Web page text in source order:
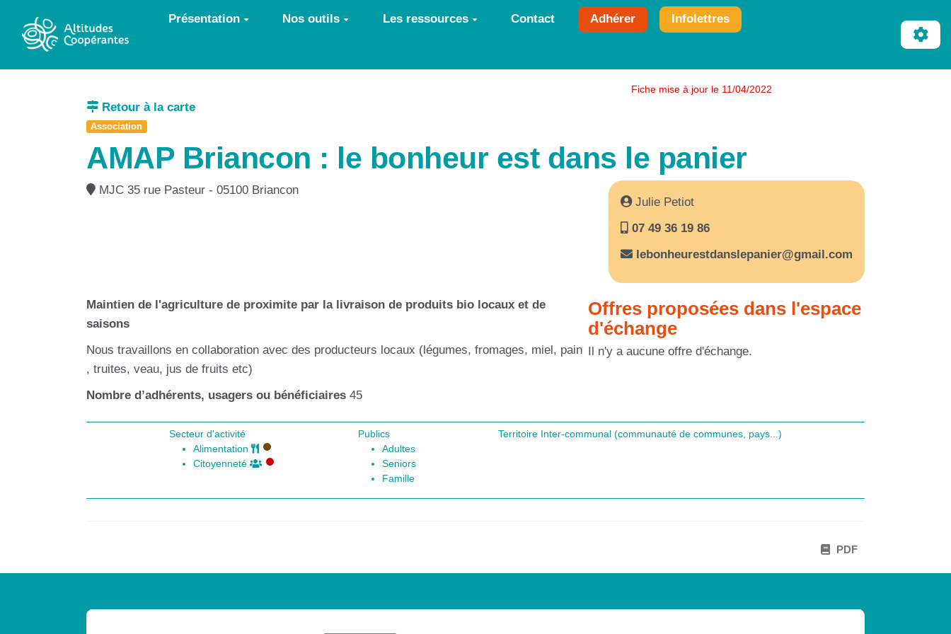
Aller au contenu principal Présentation Nos outils Les ressources Contact Adhérer Infolettres
Fiche mise à jour le 11/04/2022
Retour à la carte
Association
AMAP Briancon : le bonheur est dans le panier
MJC 35 rue Pasteur - 05100 Briancon
Julie Petiot
07 49 36 19 86
lebonheurestdanslepanier@gmail.com
Maintien de l'agriculture de proximite par la livraison de produits bio locaux et de
saisons
Nous travaillons en collaboration avec des producteurs locaux (légumes, fromages, miel, pain
, truites, veau, jus de fruits etc)
Nombre d’adhérents, usagers ou bénéficiaires 45
Offres proposées dans l'espace
d'échange
Il n'y a aucune offre d'échange.
Secteur d'activité
Alimentation
Citoyenneté
Publics
Adultes
Seniors
Famille
Territoire Inter-communal (communauté de communes, pays...)
PDF